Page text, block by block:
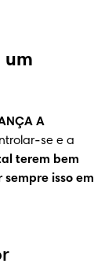
um
A
se e a
terem bem
isso em